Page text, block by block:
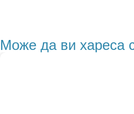
Може да ви хареса